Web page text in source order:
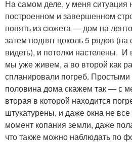
На самом деле, у меня ситуация
построенном и завершенном
понять из сюжета — дом на
затем поднят цоколь 5 рядов
видеть), и потолки настелены.
мы уже живем, а во второй как
спланировали погреб.
половина дома скажем так — с
вторая в которой находится
штукатурены, и даже окна не
момент копания земли, даже
что также можно наблюдать по